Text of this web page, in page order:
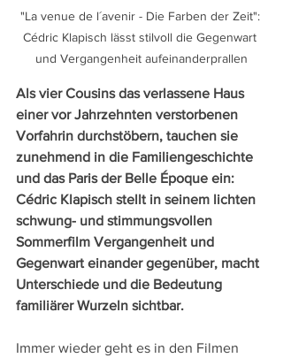
"La venue de l´avenir - Die Farben der Zeit":
Cédric Klapisch lässt stilvoll die Gegenwart
und Vergangenheit aufeinanderprallen
Als vier Cousins das verlassene Haus
einer vor Jahrzehnten verstorbenen
Vorfahrin durchstöbern, tauchen sie
zunehmend in die Familiengeschichte
und das Paris der Belle Époque ein:
Cédric Klapisch stellt in seinem lichten
schwung- und stimmungsvollen
Sommerfilm Vergangenheit und
Gegenwart einander gegenüber, macht
Unterschiede und die Bedeutung
familiärer Wurzeln sichtbar.
Immer wieder geht es in den Filmen